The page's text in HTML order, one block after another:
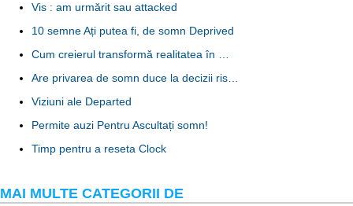
Vis : am urmărit sau attacked
10 semne Ați putea fi, de somn Deprived
Cum creierul transformă realitatea în …
Are privarea de somn duce la decizii ris…
Viziuni ale Departed
Permite auzi Pentru Ascultați somn!
Timp pentru a reseta Clock
MAI MULTE CATEGORII DE